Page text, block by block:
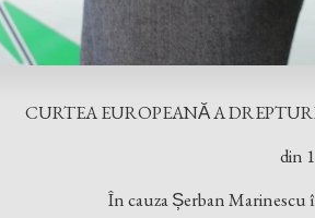
CURTEA EUROPEANĂ A
din
În cauza Șerban Marinescu